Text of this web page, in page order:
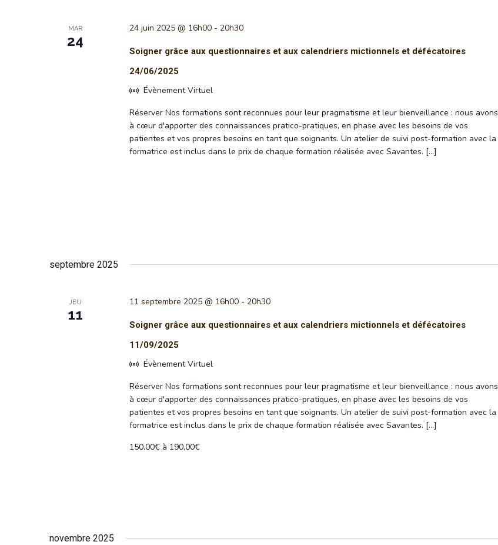
MAR
24
24 juin 2025 @ 16h00- 20h30
Soigner grâce aux questionnaires et aux calendriers mictionnels et défécatoires
24/06/2025
Évènement Virtuel
Réserver Nos formations sont reconnues pour leur pragmatisme et leur bienveillance : nous avons
à cœur d'apporter des connaissances pratico-pratiques, en phase avec les besoins de vos
patientes et vos propres besoins en tant que soignants. Un atelier de suivi post-formation avec la
formatrice est inclus dans le prix de chaque formation réalisée avec Savantes. […]
septembre 2025
JEU
11
11 septembre 2025 @ 16h00- 20h30
Soigner grâce aux questionnaires et aux calendriers mictionnels et défécatoires
11/09/2025
Évènement Virtuel
Réserver Nos formations sont reconnues pour leur pragmatisme et leur bienveillance : nous avons
à cœur d'apporter des connaissances pratico-pratiques, en phase avec les besoins de vos
patientes et vos propres besoins en tant que soignants. Un atelier de suivi post-formation avec la
formatrice est inclus dans le prix de chaque formation réalisée avec Savantes. […]
150,00€ à 190,00€
novembre 2025